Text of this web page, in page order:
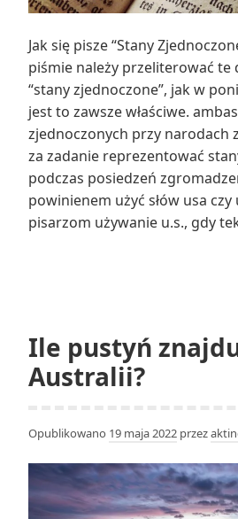
Jak się pisze “Stany
piśmie należy przeliterować te
“stany zjednoczone”, jak w
jest to zawsze właściwe.
zjednoczonych przy narodach
za zadanie reprezentować
podczas posiedzeń
powinienem użyć słów usa czy
pisarzom używanie u.s., gdy
Ile pustyń
Australii?
Opublikowano 19 maja 2022 przez